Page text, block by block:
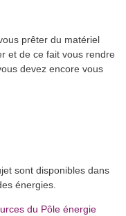
prêter du matériel
et de ce fait vous rendre
devez encore vous
sont disponibles dans
énergies.
du Pôle énergie